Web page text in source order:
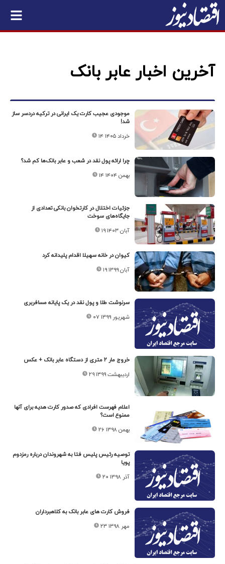
آخرین اخبار عابر بانک
موجودی عجیب کارت یک ایرانی در ترکیه دردسر ساز
شد!
۱۴ خرداد ۱۴۰۵
چرا ارائه پول نقد در شعب و عابر بانک‌ها کم شد؟
۱۴ بهمن ۱۴۰۴
جزئیات اختلال در کارتخوان‌ بانکی تعدادی از
جایگاه‌های سوخت
۱۹ آبان ۱۴۰۳
کیوان در خانه سهیلا اقدام پلیدانه کرد
۱۹ آبان ۱۳۹۹
سرنوشت طلا و پول نقد در یک پایانه مسافربری
۰۷ شهریور ۱۳۹۹
خروج مار ۲ متری از دستگاه عابر بانک + عکس
۲۹ اردیبهشت ۱۳۹۹
اعلام فهرست افرادی که صدور کارت هدیه برای آنها
ممنوع است؟
۲۶ بهمن ۱۳۹۸
توصیه رئیس پلیس فتا به شهروندان درباره رمزدوم
پویا
۲۰ آذر ۱۳۹۸
فروش کارت های عابر بانک به کلاهبرداران
۲۳ مهر ۱۳۹۸